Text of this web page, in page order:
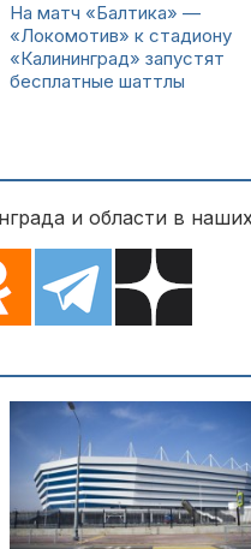
На матч «Балтика» —
«Локомотив» к стадиону
«Калининград» запустят
бесплатные шаттлы
и области в